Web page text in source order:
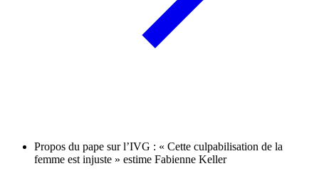
Propos du pape sur l’IVG : « Cette culpabilisation de la
femme est injuste » estime Fabienne Keller